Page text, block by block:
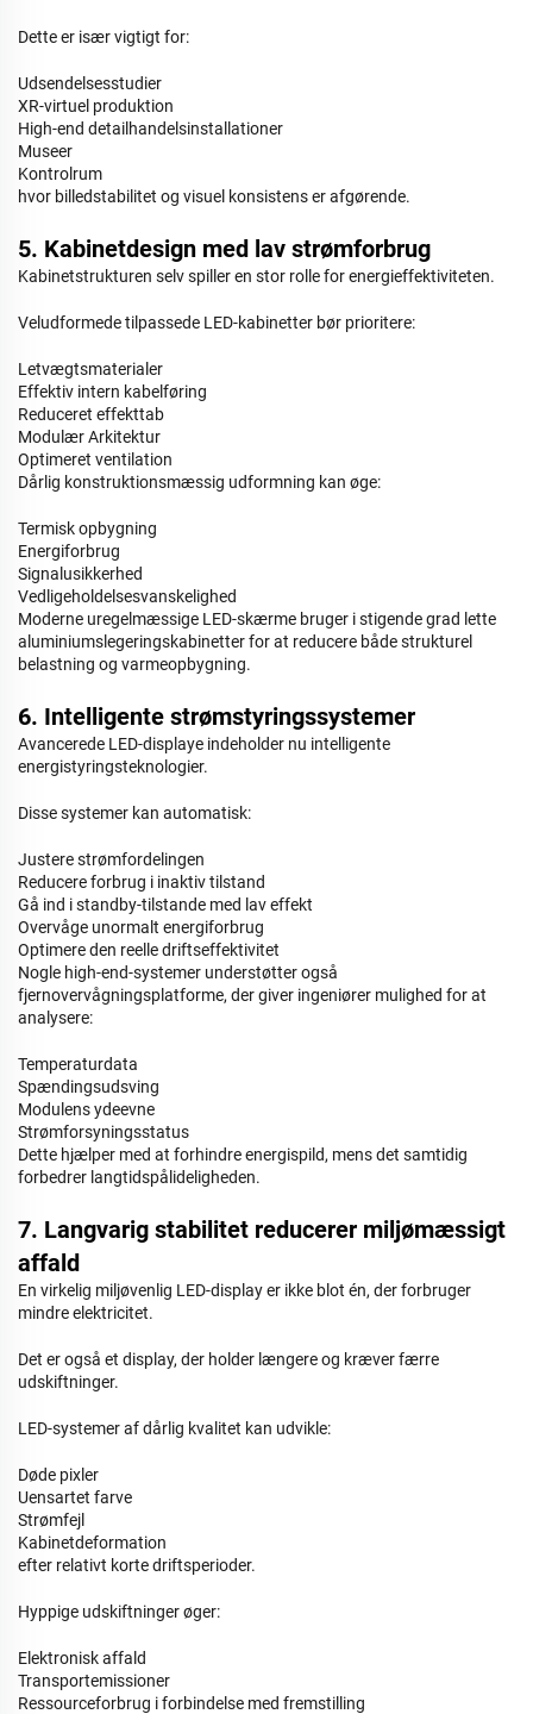
Dette er især vigtigt for:
Udsendelsesstudier
XR-virtuel produktion
High-end detailhandelsinstallationer
Museer
Kontrolrum
hvor billedstabilitet og visuel konsistens er afgørende.
5. Kabinetdesign med lav strømforbrug
Kabinetstrukturen selv spiller en stor rolle for energieffektiviteten.
Veludformede tilpassede LED-kabinetter bør prioritere:
Letvægtsmaterialer
Effektiv intern kabelføring
Reduceret effekttab
Modulær Arkitektur
Optimeret ventilation
Dårlig konstruktionsmæssig udformning kan øge:
Termisk opbygning
Energiforbrug
Signalusikkerhed
Vedligeholdelsesvanskelighed
Moderne uregelmæssige LED-skærme bruger i stigende grad lette
aluminiumslegeringskabinetter for at reducere både strukturel
belastning og varmeopbygning.
6. Intelligente strømstyringssystemer
Avancerede LED-displaye indeholder nu intelligente
energistyringsteknologier.
Disse systemer kan automatisk:
Justere strømfordelingen
Reducere forbrug i inaktiv tilstand
Gå ind i standby-tilstande med lav effekt
Overvåge unormalt energiforbrug
Optimere den reelle driftseffektivitet
Nogle high-end-systemer understøtter også
fjernovervågningsplatforme, der giver ingeniører mulighed for at
analysere:
Temperaturdata
Spændingsudsving
Modulens ydeevne
Strømforsyningsstatus
Dette hjælper med at forhindre energispild, mens det samtidig
forbedrer langtidspålideligheden.
7. Langvarig stabilitet reducerer miljømæssigt
affald
En virkelig miljøvenlig LED-display er ikke blot én, der forbruger
mindre elektricitet.
Det er også et display, der holder længere og kræver færre
udskiftninger.
LED-systemer af dårlig kvalitet kan udvikle:
Døde pixler
Uensartet farve
Strømfejl
Kabinetdeformation
efter relativt korte driftsperioder.
Hyppige udskiftninger øger:
Elektronisk affald
Transportemissioner
Ressourceforbrug i forbindelse med fremstilling